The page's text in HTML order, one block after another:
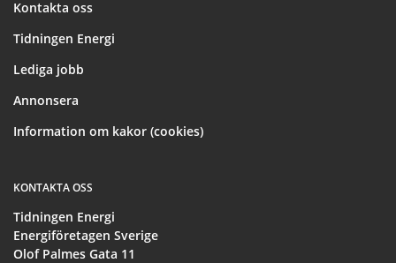
Kontakta oss
Tidningen Energi
Lediga jobb
Annonsera
Information om kakor (cookies)
KONTAKTA OSS
Tidningen Energi
Energiföretagen Sverige
Olof Palmes Gata 11